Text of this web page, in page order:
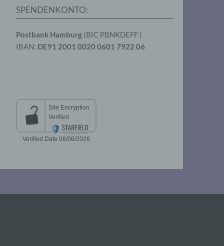
SPENDENKONTO:
Postbank Hamburg (BIC PBNKDEFF )
IBAN: DE91 2001 0020 0601 7922 06